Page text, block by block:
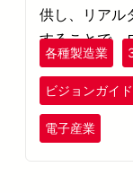
供し、リアル
することで、
別しマーキン
各種製造業
ビジョンガイ
電子産業